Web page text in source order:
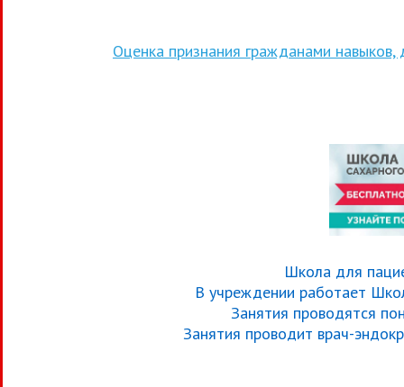
Оценка признания гражданами
Школа для
В учреждении работает
Занятия проводятся
Занятия проводит врач-